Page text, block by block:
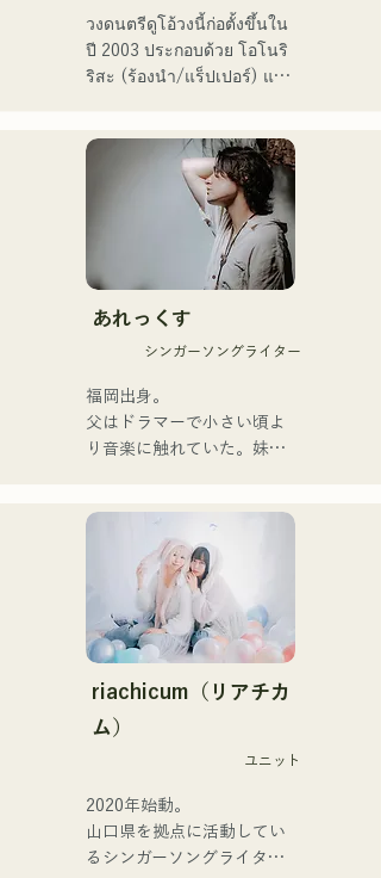
ในปี 2024 โดยเป็นตัวแทน
ของ J:COM ฟุกุโอกะ คุมาโม
โตะ และชิโมโนเซกิ ทำให้
พวกเขาเป็นวงที่น่าจับตามอง
วงดนตรีดูโอ้วงนี้ก่อตั้งขึ้นใน
ปี 2003 ประกอบด้วย โอโนริ
ริสะ (ร้องนำ/แร็ปเปอร์) และ
ข้อความที่ตรงไปตรงมาแต่
ทรงพลังเข้ากับมุมมองโลกที่
อ่อนโยน และเสียงร้องที่
อบอุ่นแต่ทรงพลัง ซึ่งสามารถ
สัมผัสหัวใจของผู้ฟังได้อย่าง
นุ่มนวล
แรก "Zatsuni Tamede" เมื่อ
วันที่ 23 มกราคม 2025
พวกเขานำเสนอเพลงใน
เรียงแบบวงดนตรี
พวกเขาได้รับการสนับสนุน
ในการบันทึกเสียงและการ
แสดงสดโดย โชโย
(คีย์บอร์ด/กีตาร์) จาก
Zigzaguzu, ไทเซ (กลอง)
อดีตสมาชิกวง meow, ยูยะ ซู
เอฮิโร (กีตาร์) จาก the
perfect me และ เอส0. (แบนั
[ซิงเกิลใหม่]
เพลงใหม่ของพวกเขา "The
あれっくす
シンガーソングライター
福岡出身。
父はドラマーで小さい頃よ
り音楽に触れていた。妹
家族で音楽を楽しむミュー
ジックファミリー。
10代後半にアメリカへ4年
半留学。
現在はLOVE FMの"music
×serendipity"でラジオDJを
務める。
デルやタレントとしても活
躍中。世界的有名なオーデ
ゴットタレント」で日本人
の芸人史上初のゴールデン
ブザーを獲得し、その後ス
riachicum（リアチカ
ム）
ユニット
2020年始動。
山口県を拠点に活動してい
るシンガーソングライター